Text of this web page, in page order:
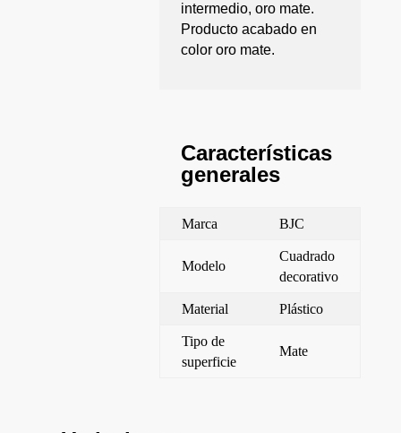
intermedio, oro mate.
Producto acabado en
color oro mate.
Características
generales
Marca BJC
Modelo
Cuadrado
decorativo
Material Plástico
Tipo de
superficie
Mate